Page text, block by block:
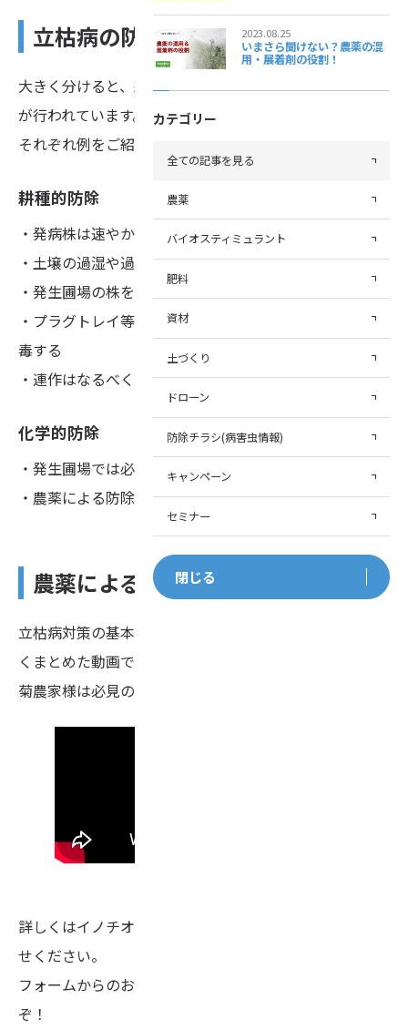
立枯病の防除方法
大きく分けると、耕種的防除と化学的防除の２つの対策
が行われています。
それぞれ例をご紹介します。
耕種的防除
・発病株は速やかに除去し処分する
・土壌の過湿や過乾燥を避ける
・発生圃場の株を親株に使用しない
・プラグトレイ等の育苗資材を再利用する際は事前に消
毒する
・連作はなるべく避ける
化学的防除
・発生圃場では必ず土壌消毒を実施する
・農薬による防除を行う
農薬による防除
立枯病対策の基本や、農薬での防除についてわかりやす
くまとめた動画です。
菊農家様は必見の内容となっております！！
詳しくはイノチオプラントケア営業担当までお問い合わ
せください。
フォームからのお問い合わせは
ぞ！
2023.08.25
いまさら聞けない？農薬の混
用・展着剤の役割！
カテゴリー
全ての記事を見る
農薬
バイオスティミュラント
肥料
資材
土づくり
ドローン
防除チラシ(病害虫情報)
キャンペーン
セミナー
閉じる